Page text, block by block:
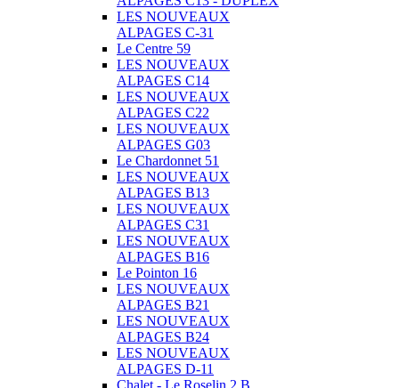
LES NOUVEAUX
ALPAGES C-31
Le Centre 59
LES NOUVEAUX
ALPAGES C14
LES NOUVEAUX
ALPAGES C22
LES NOUVEAUX
ALPAGES G03
Le Chardonnet 51
LES NOUVEAUX
ALPAGES B13
LES NOUVEAUX
ALPAGES C31
LES NOUVEAUX
ALPAGES B16
Le Pointon 16
LES NOUVEAUX
ALPAGES B21
LES NOUVEAUX
ALPAGES B24
LES NOUVEAUX
ALPAGES D-11
Chalet - Le Roselin 2 B